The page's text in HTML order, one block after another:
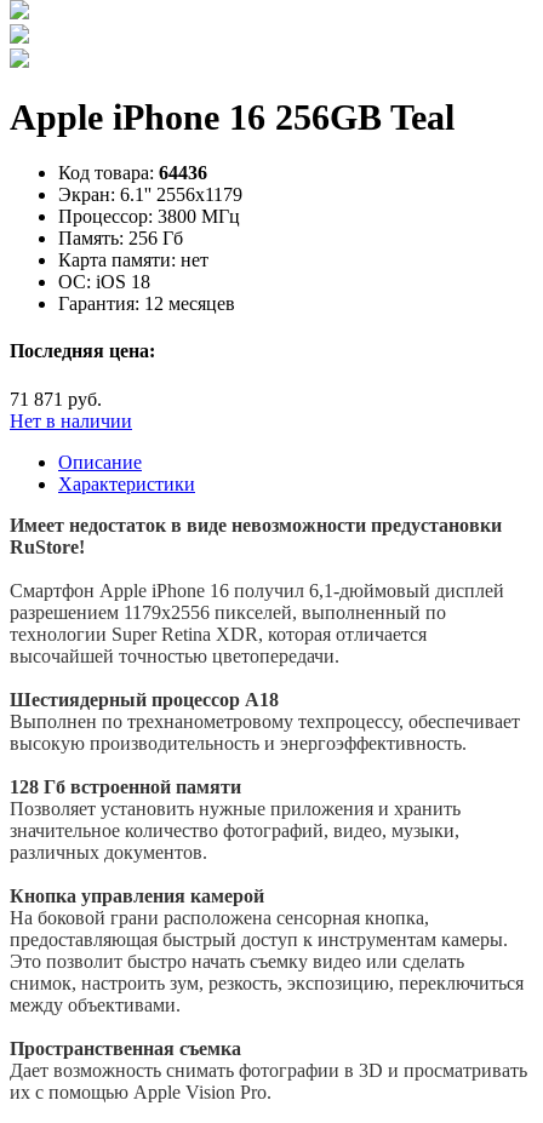
Apple iPhone 16 256GB Teal
Код товара: 64436
Экран: 6.1'' 2556x1179
Процессор: 3800 МГц
Память: 256 Гб
Карта памяти: нет
ОС: iOS 18
Гарантия: 12 месяцев
Последняя цена:
71 871 руб.
Нет в наличии
Описание
Характеристики
Имеет недостаток в виде невозможности предустановки
RuStore!
Смартфон Apple iPhone 16 получил 6,1-дюймовый дисплей
разрешением 1179x2556 пикселей, выполненный по
технологии Super Retina XDR, которая отличается
высочайшей точностью цветопередачи.
Шестиядерный процессор А18
Выполнен по трехнанометровому техпроцессу, обеспечивает
высокую производительность и энергоэффективность.
128 Гб встроенной памяти
Позволяет установить нужные приложения и хранить
значительное количество фотографий, видео, музыки,
различных документов.
Кнопка управления камерой
На боковой грани расположена сенсорная кнопка,
предоставляющая быстрый доступ к инструментам камеры.
Это позволит быстро начать съемку видео или сделать
снимок, настроить зум, резкость, экспозицию, переключиться
между объективами.
Пространственная съемка
Дает возможность снимать фотографии в 3D и просматривать
их с помощью Apple Vision Pro.